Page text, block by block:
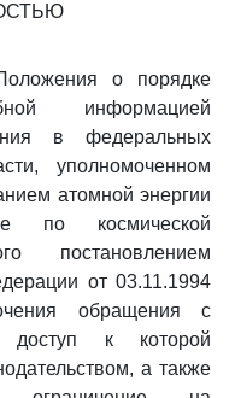
о порядке
информацией
в федеральных
уполномоченном
атомной энергии
по космической
постановлением
от 03.11.1994
обращения с
доступ к которой
а также